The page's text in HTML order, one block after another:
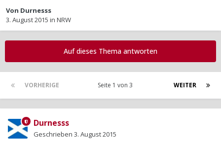
Von Durnesss
3. August 2015 in NRW
Auf dieses Thema antworten
VORHERIGE WEITER
Seite 1 von 3
Durnesss
Geschrieben 3. August 2015